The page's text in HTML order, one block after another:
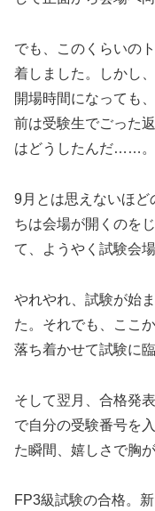
でも、このくらいの
着しました。しかし
開場時間になっても
前は受験生でごった
はどうしたんだ……。
9月とは思えないほど
ちは会場が開くのを
て、ようやく試験会
やれやれ、試験が始
た。それでも、ここ
落ち着かせて試験に臨
そして翌月、合格発
で自分の受験番号を
た瞬間、嬉しさで胸
FP3級試験の合格。